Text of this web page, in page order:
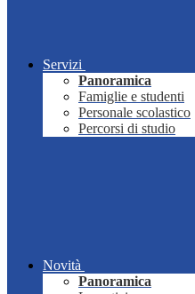
Servizi
Panoramica
Famiglie e studenti
Personale scolastico
Percorsi di studio
Novità
Panoramica